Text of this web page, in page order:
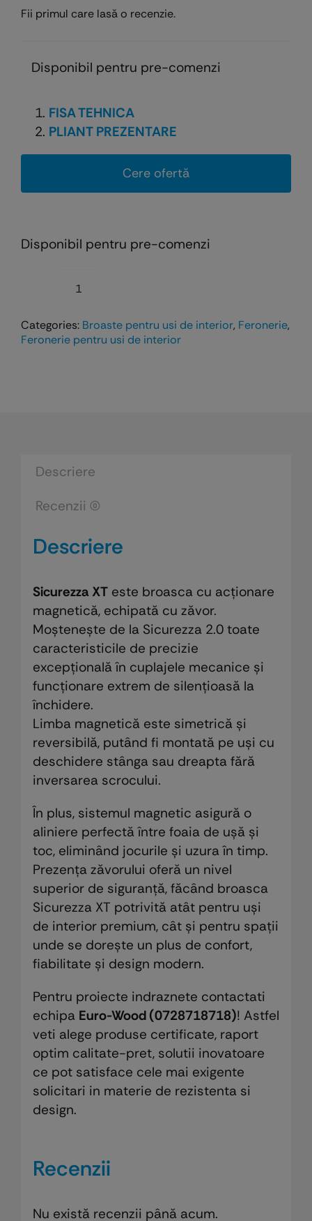
Fii primul care lasă o recenzie.
Disponibil pentru pre-comenzi
FISA TEHNICA
PLIANT PREZENTARE
Cere ofertă
Disponibil pentru pre-comenzi
Cantitate
magnetica
interior
exterior
Categories: Broaste pentru usi de interior, Feronerie,
Feronerie pentru usi de interior
Descriere
Recenzii (0)
Descriere
Sicurezza XTeste broasca cu acționare
magnetică, echipată cu zăvor.
Moștenește de la Sicurezza 2.0 toate
caracteristicile de precizie
excepțională în cuplajele mecanice și
funcționare extrem de silențioasă la
închidere.
Limba magnetică este simetrică și
reversibilă, putând fi montată pe uși cu
deschidere stânga sau dreapta fără
inversarea scrocului.
În plus, sistemul magnetic asigură o
aliniere perfectă între foaia de ușă și
toc, eliminând jocurile și uzura în timp.
Prezența zăvorului oferă un nivel
superior de siguranță, făcând broasca
Sicurezza XT potrivită atât pentru uși
de interior premium, cât și pentru spații
unde se dorește un plus de confort,
fiabilitate și design modern.
Pentru proiecte indraznete contactati
echipa Euro-Wood (0728718718)! Astfel
veti alege produse certificate, raport
optim calitate-pret, solutii inovatoare
ce pot satisface cele mai exigente
solicitari in materie de rezistenta si
design.
Recenzii
Nu există recenzii până acum.